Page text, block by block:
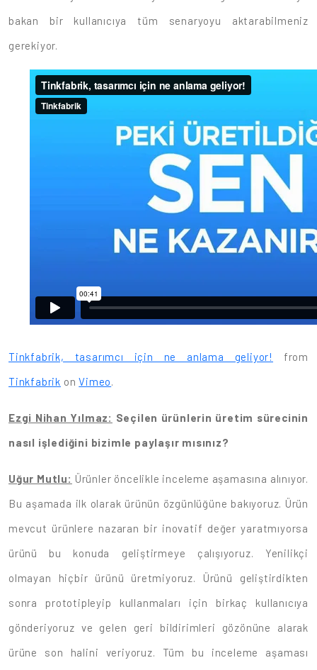
bakan bir kullanıcıya tüm senaryoyu aktarabilmeniz
gerekiyor.
Tinkfabrik, tasarımcı için ne anlama geliyor!
from
Tinkfabrik onVimeo.
Ezgi Nihan Yılmaz: Seçilen ürünlerin üretim sürecinin
nasıl işlediğini bizimle paylaşır mısınız?
Uğur Mutlu: Ürünler öncelikle inceleme aşamasına alınıyor.
Bu aşamada ilk olarak ürünün özgünlüğüne bakıyoruz. Ürün
mevcut ürünlere nazaran bir inovatif değer yaratmıyorsa
ürünü bu konuda geliştirmeye çalışıyoruz. Yenilikçi
olmayan hiçbir ürünü üretmiyoruz. Ürünü geliştirdikten
sonra prototipleyip kullanmaları için birkaç kullanıcıya
gönderiyoruz ve gelen geri bildirimleri gözönüne alarak
ürüne son halini veriyoruz. Tüm bu inceleme aşaması